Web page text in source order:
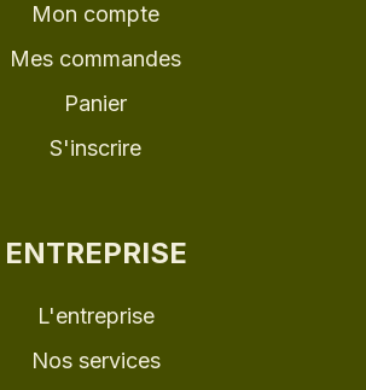
Mon compte
Mes commandes
Panier
S'inscrire
ENTREPRISE
L'entreprise
Nos services